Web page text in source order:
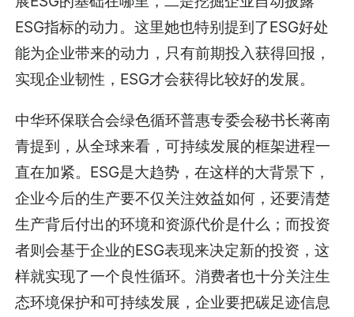
ESG指标的动力。这里她也特别提到了ESG好处
能为企业带来的动力，只有前期投入获得回报，
实现企业韧性，ESG才会获得比较好的发展。
中华环保联合会绿色循环普惠专委会秘书长蒋南
青提到，从全球来看，可持续发展的框架进程一
直在加紧。ESG是大趋势，在这样的大背景下，
企业今后的生产要不仅关注效益如何，还要清楚
生产背后付出的环境和资源代价是什么；而投资
者则会基于企业的ESG表现来决定新的投资，这
样就实现了一个良性循环。消费者也十分关注生
态环境保护和可持续发展，企业要把碳足迹信息